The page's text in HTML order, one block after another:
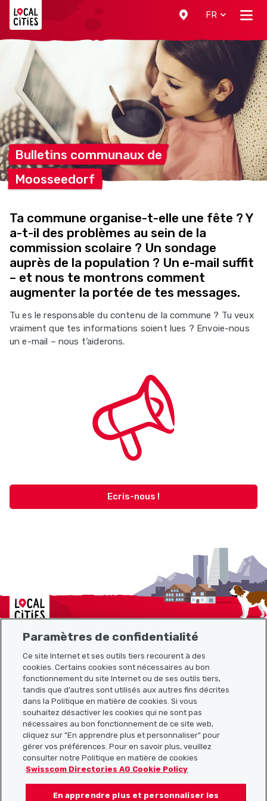
FR
Bulletins communaux de
Moosseedorf
Ta commune organise-t-elle une fête ? Y
a-t-il des problèmes au sein de la
commission scolaire ? Un sondage
auprès de la population ? Un e-mail suffit
– et nous te montrons comment
augmenter la portée de tes messages.
Tu es le responsable du contenu de la commune ? Tu veux
vraiment que tes informations soient lues ? Envoie-nous
un e-mail – nous t’aiderons.
Ecris-nous !
Localcities
Plan du site
Liens utiles
Télécharger l’application Localcities
Paramètres de confidentialité
Ce site Internet et ses outils tiers recourent à des
cookies. Certains cookies sont nécessaires au bon
fonctionnement du site Internet ou de ses outils tiers,
tandis que d’autres sont utilisés aux autres fins décrites
dans la Politique en matière de cookies. Si vous
souhaitez désactiver les cookies qui ne sont pas
nécessaires au bon fonctionnement de ce site web,
cliquez sur "En apprendre plus et personnaliser" pour
gérer vos préférences. Pour en savoir plus, veuillez
consulter notre Politique en matière de cookies
Swisscom Directories AG Cookie Policy
En apprendre plus et personnaliser les